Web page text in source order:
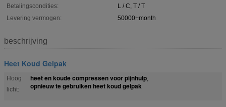
Betalingscondities:
L / C, T / T
Levering vermogen:
50000+month
beschrijving
Heet Koud Gelpak
Hoog
licht:
heet en koude compressen voor pijnhulp,
opnieuw te gebruiken heet koud gelpak